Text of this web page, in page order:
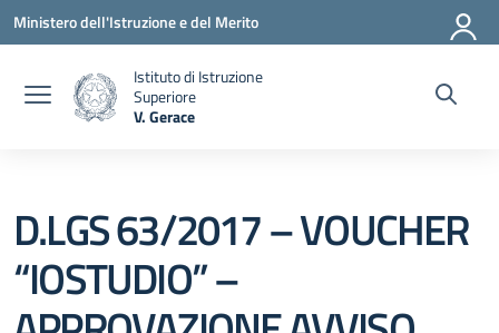
Vai ai contenuti
Vai al menu di navigazione
Vai al footer
Ministero dell'Istruzione e del Merito
Istituto di Istruzione
Superiore
V. Gerace
D.LGS 63/2017 – VOUCHER
“IOSTUDIO” –